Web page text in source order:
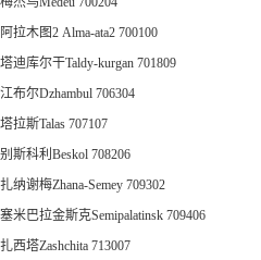
阿拉木图2 Alma-ata2 700100
塔迪库尔干Taldy-kurgan 701809
江布尔Dzhambul 706304
塔拉斯Talas 707107
别斯科利Beskol 708206
扎纳谢梅Zhana-Semey 709302
塞米巴拉金斯克Semipalatinsk 709406
扎西塔Zashchita 713007